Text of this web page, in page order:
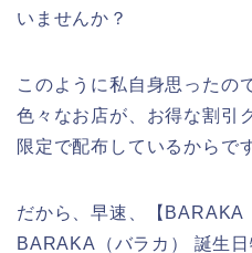
いませんか？
このように私自身思ったの
色々なお店が、お得な割引
限定で配布しているからで
だから、早速、【BARAKA
BARAKA（バラカ） 誕生